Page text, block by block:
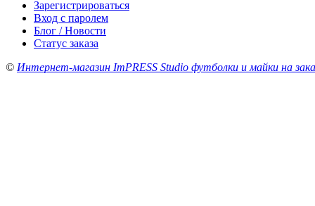
Зарегистрироваться
Вход с паролем
Блог / Новости
Статус заказа
© Интернет-магазин ImPRESS Studio футболки и майки на